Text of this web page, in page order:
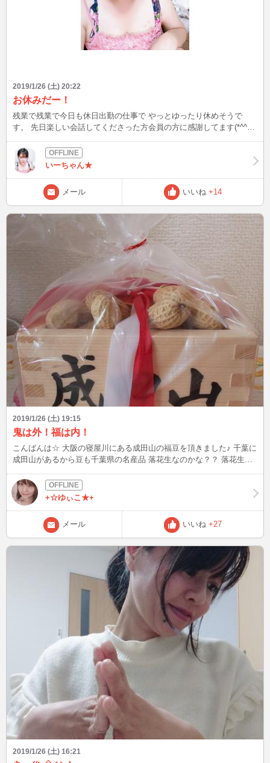
2019/1/26 (土) 20:22
お休みだー！
残業で残業で今日も休日出勤の仕事で やっとゆったり休めそうで
す。 先日楽しい会話してくださった方会員の方に感謝してます(*^^*)
てもらったりとかして、なんだかこんなことってあるんだなぁって。
為になりますね！ やっほーい！と思って一人で回転寿司食べてきま
した(笑)
いーちゃん★
メール いいね +14
2019/1/26 (土) 19:15
鬼は外！福は内！
こんばんは☆ 大阪の寝屋川にある成田山の福豆を頂きました♪ 千葉に
成田山があるから豆も千葉県の名産品 落花生なのかな？？ 落花生で
+☆ゆぃこ★+
メール いいね +27
2019/1/26 (土) 16:21